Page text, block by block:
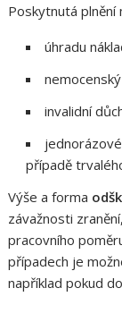
Poskytnutá plnění
úhradu
invalidní
případě
Výše a forma
závažnosti
pracovního
případech je
například pokud